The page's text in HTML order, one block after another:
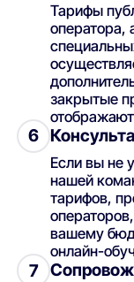
Тарифы
оператора,
закрытые
6
Если вы не
нашей
тарифов,
вашему
онлайн-
7